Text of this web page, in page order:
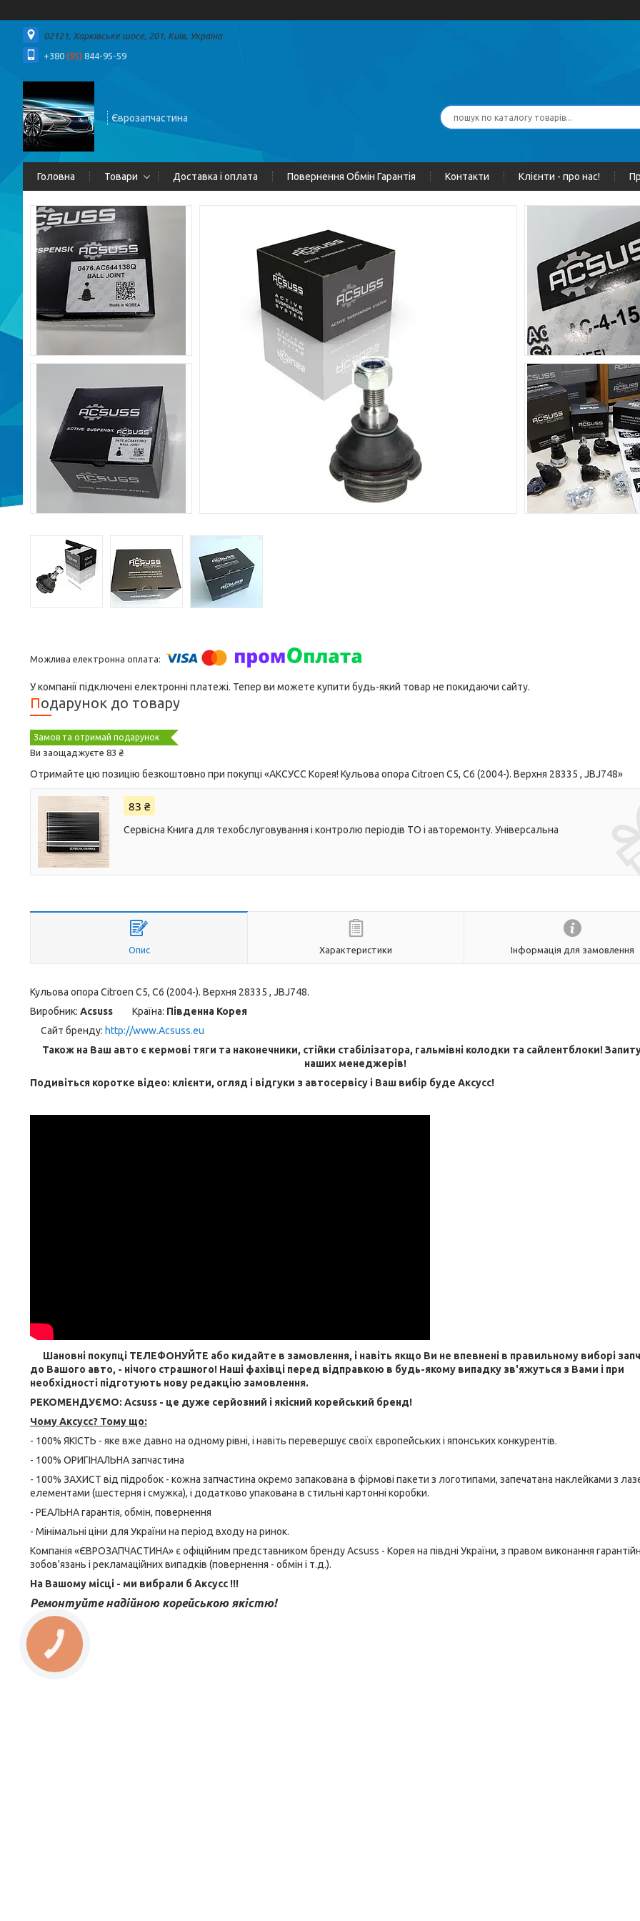
02121, Харківське шосе, 201, Київ, Україна
+380 (95) 844-95-59
Єврозапчастина
Головна Товари Доставка і оплата Повернення Обмін Гарантія Контакти Клієнти - про нас!
У компанії підключені електронні платежі. Тепер ви можете купити будь-який товар не покидаючи сайту.
Подарунок до товару
Замов та отримай подарунок
Ви заощаджуєте 83 ₴
Отримайте цю позицію безкоштовно при покупці «AКСУСС Корея! Кульова опора Citroen C5, C6 (2004-). Верхня 28335 , JBJ748»
83 ₴
Сервісна Книга для техобслуговування і контролю періодів ТО і авторемонту. Універсальна
Опис Характеристики Інформація для замовлення
Кульова опора Citroen C5, C6 (2004-). Верхня 28335 , JBJ748.
Виробник: Acsuss Країна: Південна Корея
Сайт бренду: http://www.Acsuss.eu
Також на Ваш авто є кермові тяги та наконечники, стійки стабілізатора, гальмівні колодки та сайлентблоки!
наших менеджерів!
Подивіться коротке відео: клієнти, огляд і відгуки з автосервісу і Ваш вибір буде Aксусс!
Шановні покупці ТЕЛЕФОНУЙТЕ або кидайте в замовлення, і навіть якщо Ви не впевнені в правильному виборі
до Вашого авто, - нічого страшного! Наші фахівці перед відправкою в будь-якому випадку зв'яжуться з Вами і при
необхідності підготують нову редакцію замовлення.
РЕКОМЕНДУЄМО: Acsuss - це дуже серйозний і якісний корейський бренд!
Чому Aксусс? Тому що:
- 100% ЯКІСТЬ - яке вже давно на одному рівні, і навіть перевершує своїх європейських і японських конкурентів.
- 100% ОРИГІНАЛЬНА запчастина
- 100% ЗАХИСТ від підробок - кожна запчастина окремо запакована в фірмові пакети з логотипами, запечатана наклейками з
елементами (шестерня і смужка), і додатково упакована в стильні картонні коробки.
- РЕАЛЬНА гарантія, обмін, повернення
- Мінімальні ціни для України на період входу на ринок.
Компанія «ЄВРОЗАПЧАСТИНА» є офіційним представником бренду Acsuss - Корея на півдні України, з правом виконання
зобов'язань і рекламаційних випадків (повернення - обмін і т.д.).
На Вашому місці - ми вибрали б Aксусс !!!
Ремонтуйте надійною корейською якістю!